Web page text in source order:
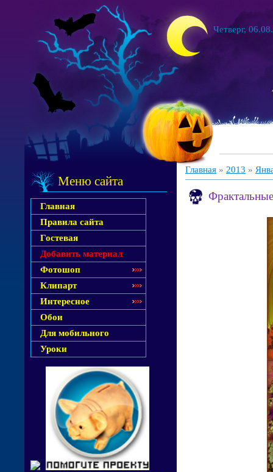
Четверг,
Меню сайта
Главная
Правила сайта
Гостевая
Добавить материал
Фотошоп
Клипарт
Интересное
Обои
Для мобильного
Уроки
Главная » 2013 »